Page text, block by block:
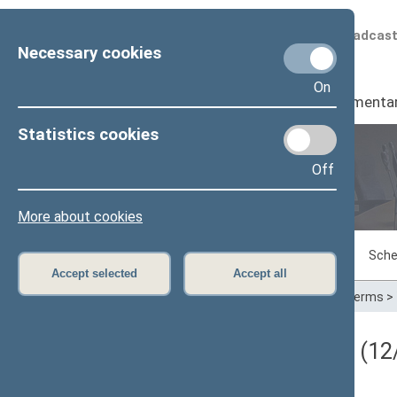
Necessary cookies
On
Statistics cookies
Off
More about cookies
Accept selected Accept all
Scheduled
Seimas I
Sitting in progress Plenary sittings
Home>Plenary sittings>Parliamentary terms >
Darbotvarkės klausimas